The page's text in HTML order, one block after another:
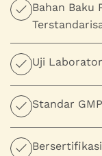
Bahan Baku
Uji
Standar GMP